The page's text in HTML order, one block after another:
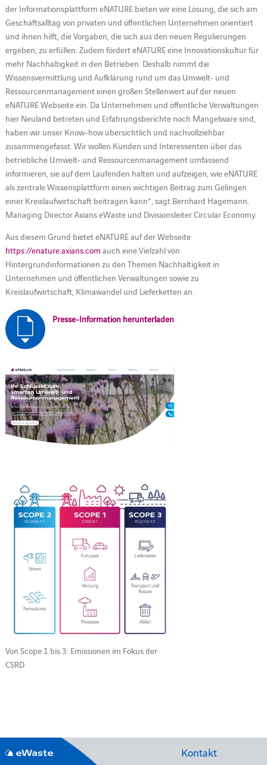
der Informationsplattform eNATURE bieten wir eine Lösung, die sich am
Geschäftsalltag von privaten und öffentlichen Unternehmen orientiert
und ihnen hilft, die Vorgaben, die sich aus den neuen Regulierungen
ergeben, zu erfüllen. Zudem fördert eNATURE eine Innovationskultur für
mehr Nachhaltigkeit in den Betrieben. Deshalb nimmt die
Wissensvermittlung und Aufklärung rund um das Umwelt- und
Ressourcenmanagement einen großen Stellenwert auf der neuen
eNATURE Webseite ein. Da Unternehmen und öffentliche Verwaltungen
hier Neuland betreten und Erfahrungsberichte noch Mangelware sind,
haben wir unser Know-how übersichtlich und nachvollziehbar
zusammengefasst. Wir wollen Kunden und Interessenten über das
betriebliche Umwelt- und Ressourcenmanagement umfassend
informieren, sie auf dem Laufenden halten und aufzeigen, wie eNATURE
als zentrale Wissensplattform einen wichtigen Beitrag zum Gelingen
einer Kreislaufwirtschaft beitragen kann“, sagt Bernhard Hagemann.
Managing Director Axians eWaste und Divisionsleiter Circular Economy.
Aus diesem Grund bietet eNATURE auf der Webseite
https://enature.axians.com auch eine Vielzahl von
Hintergrundinformationen zu den Themen Nachhaltigkeit in
Unternehmen und öffentlichen Verwaltungen sowie zu
Kreislaufwirtschaft, Klimawandel und Lieferketten an.
Presse-Information herunterladen
Von Scope 1 bis 3: Emissionen im Fokus der
CSRD
Kontakt